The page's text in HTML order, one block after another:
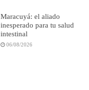
Maracuyá: el aliado
inesperado para tu salud
intestinal
06/08/2026